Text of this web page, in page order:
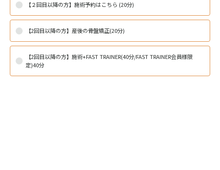
【２回目以降の方】施術予約はこちら (20分)
【2回目以降の方】産後の骨盤矯正(20分)
【2回目以降の方】施術+FAST TRAINER(40分/FAST TRAINER会員様限
定)40分